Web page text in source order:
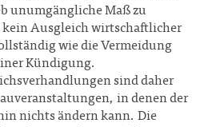
unumgängliche Maß zu
kein Ausgleich wirtschaftlicher
wie die Vermeidung
Kündigung.
sind daher
in denen der
nichts ändern kann. Die